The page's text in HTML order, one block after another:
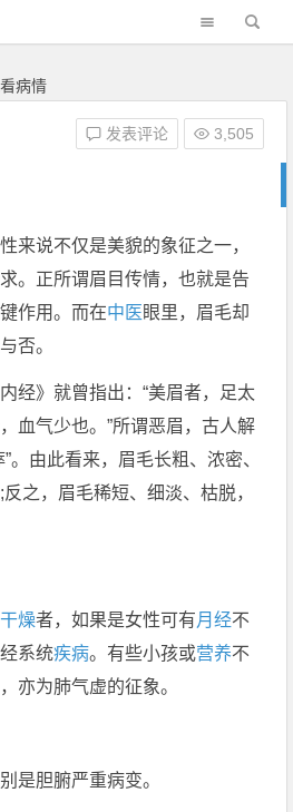
病情
发表评论 3,505
说不仅是美貌的象征之一，
。正所谓眉目传情，也就是告
作用。而在中医眼里，眉毛却
与否。
》就曾指出：“美眉者，足太
血气少也。”所谓恶眉，古人解
。由此看来，眉毛长粗、浓密、
之，眉毛稀短、细淡、枯脱，
干燥者，如果是女性可有月经不
系统疾病。有些小孩或营养不
亦为肺气虚的征象。
胆腑严重病变。